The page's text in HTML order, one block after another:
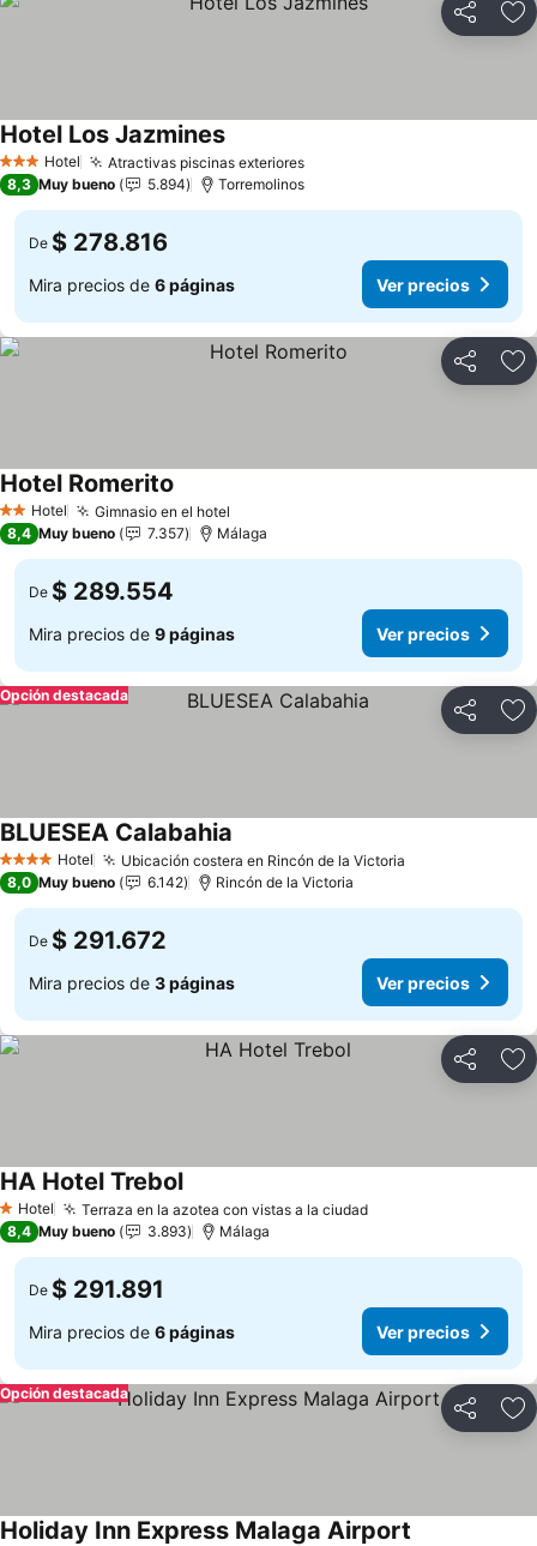
Compartir
3 Estrellas
Hotel Atractivas piscinas exterioresVer precios
Hotel Los JazminesVer precios
8,3 Muy bueno 5.894 Torremolinos
De $ 278.816
Mira precios de 6 páginas Ver precios
Compartir
2 Estrellas
Hotel Gimnasio en el hotel
Hotel Romerito
8,4 Muy bueno 7.357 Málaga
De $ 289.554
Mira precios de 9 páginas Ver precios
Compartir
Opción destacada
4 EstrellasHotel Ubicación costera en Rincón de la Victoria
BLUESEA Calabahia
8,0 Muy bueno 6.142 Rincón de la Victoria
De $ 291.672
Mira precios de 3 páginas Ver precios
Compartir
1 Estrellas
Hotel Terraza en la azotea con vistas a la ciudadVer precios
HA Hotel TrebolVer precios
8,4 Muy bueno 3.893 Málaga
De $ 291.891
Mira precios de 6 páginas Ver precios
Compartir
Opción destacada
Holiday Inn Express Malaga Airport